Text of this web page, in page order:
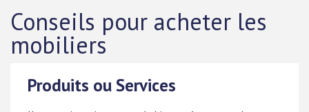
Conseils pour acheter les
mobiliers
Produits ou Services